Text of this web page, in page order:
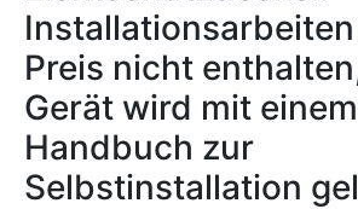
Preis nicht
Gerät wird mit einem
Handbuch zur
Selbstinstallation